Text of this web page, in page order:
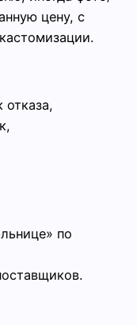
цену, с
отказа,
по